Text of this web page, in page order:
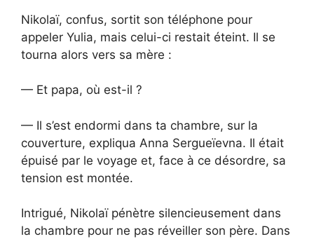
Nikolaï, confus, sortit son téléphone pour
appeler Yulia, mais celui-ci restait éteint. Il se
tourna alors vers sa mère :
— Et papa, où est-il ?
— Il s’est endormi dans ta chambre, sur la
couverture, expliqua Anna Sergueïevna. Il était
épuisé par le voyage et, face à ce désordre, sa
tension est montée.
Intrigué, Nikolaï pénètre silencieusement dans
la chambre pour ne pas réveiller son père. Dans